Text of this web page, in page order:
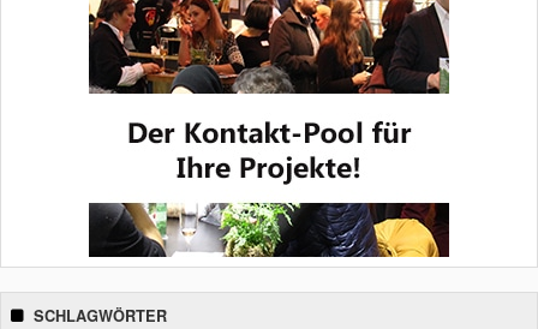
SCHLAGWÖRTER